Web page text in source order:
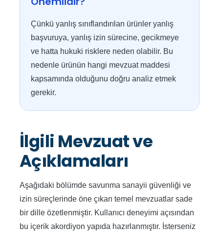
Çünkü yanlış sınıflandırılan ürünler yanlış
başvuruya, yanlış izin sürecine, gecikmeye
ve hatta hukuki risklere neden olabilir. Bu
nedenle ürünün hangi mevzuat maddesi
kapsamında olduğunu doğru analiz etmek
gerekir.
İlgili Mevzuat ve
Açıklamaları
Aşağıdaki bölümde savunma sanayii güvenliği ve
izin süreçlerinde öne çıkan temel mevzuatlar sade
bir dille özetlenmiştir. Kullanıcı deneyimi açısından
bu içerik akordiyon yapıda hazırlanmıştır. İsterseniz